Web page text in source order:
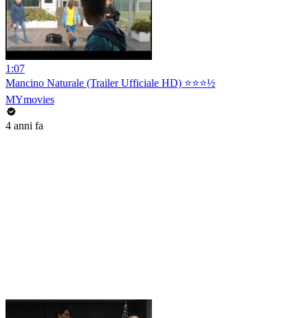
1:07
Mancino Naturale (Trailer Ufficiale HD) ⭐️⭐️⭐️½
MYmovies
4 anni fa